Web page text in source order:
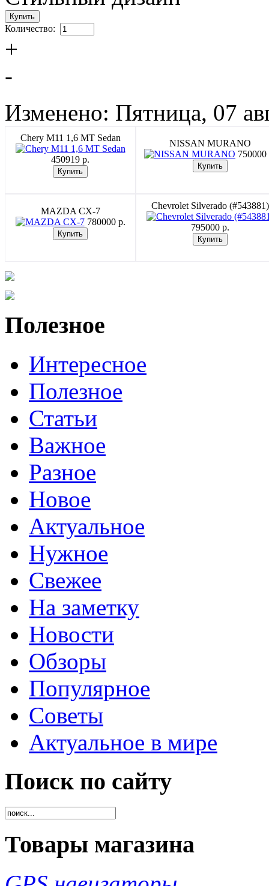
Количество:
+
-
Изменено: Пятница, 07
Chery M11 1,6 MT Sedan
450919 p.
NISSAN MURANO
750000
MAZDA CX-7
780000 p.
Chevrolet Silverado (#543881)
795000 p.
Полезное
Интересное
Полезное
Статьи
Важное
Разное
Новое
Актуальное
Нужное
Свежее
На заметку
Новости
Обзоры
Популярное
Советы
Актуальное в мире
Поиск по сайту
Товары магазина